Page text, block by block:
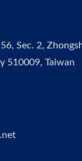
Sec. 2,
510009, Taiwan